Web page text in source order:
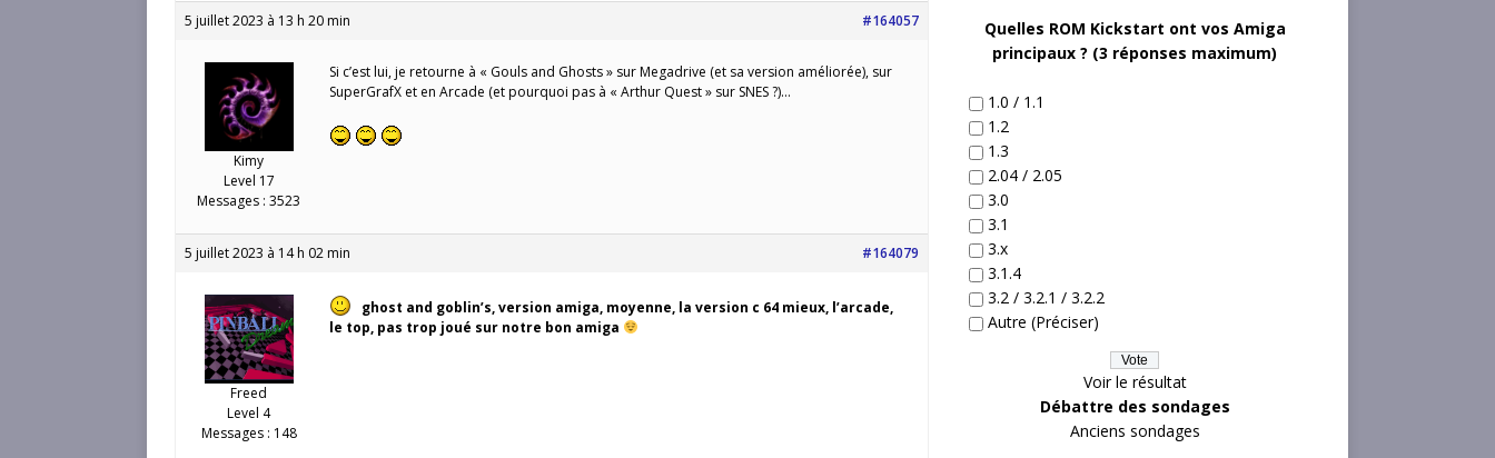
5 juillet 2023 à 13 h 20 min #164057
Kimy
Level 17
Messages : 3523
Si c’est lui, je retourne à « Gouls and Ghosts » sur Megadrive (et sa version améliorée), sur
SuperGrafX et en Arcade (et pourquoi pas à « Arthur Quest » sur SNES ?)…
5 juillet 2023 à 14 h 02 min #164079
Freed
Level 4
Messages : 148
ghost and goblin’s, version amiga, moyenne, la version c 64 mieux, l’arcade,
le top, pas trop joué sur notre bon amiga
Quelles ROM Kickstart ont vos Amiga
principaux ? (3 réponses maximum)
1.0 / 1.1
1.2
1.3
2.04 / 2.05
3.0
3.1
3.x
3.1.4
3.2 / 3.2.1 / 3.2.2
Autre (Préciser)
Voir le résultat
Débattre des sondages
Anciens sondages